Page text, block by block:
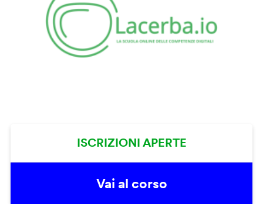
ISCRIZIONI APERTE
Vai al corso